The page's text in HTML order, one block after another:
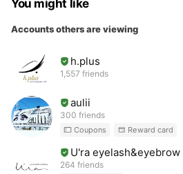
You might like
Accounts others are viewing
h.plus
1,557 friends
aulii
300 friends
Coupons Reward card
U'ra eyelash&eyebrow
264 friends